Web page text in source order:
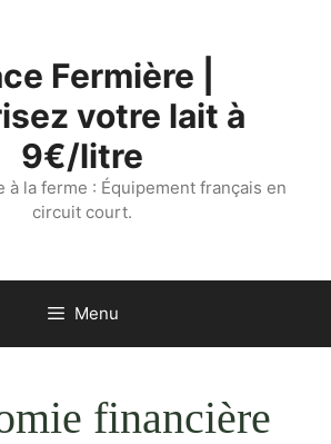
Fermière |
votre lait à
9€/litre
à la ferme : Équipement français en
circuit court.
Menu
financière